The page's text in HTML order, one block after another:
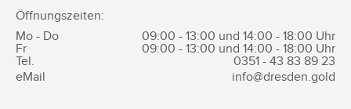
Öffnungszeiten:
Mo - Do
09:00 - 13:00 und 14:00 - 18:00 Uhr
Fr
09:00 - 13:00 und 14:00 - 18:00 Uhr
Tel.
0351 - 43 83 89 23
eMail
info@dresden.gold